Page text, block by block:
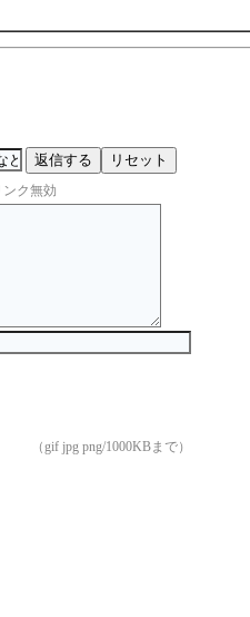
ク無効
（gif jpg png/1000KBまで）